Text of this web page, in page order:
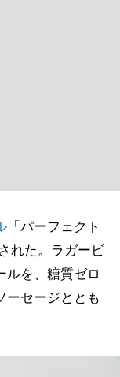
「パーフェクト
れた。ラガービ
ルを、糖質ゼロ
ーセージととも